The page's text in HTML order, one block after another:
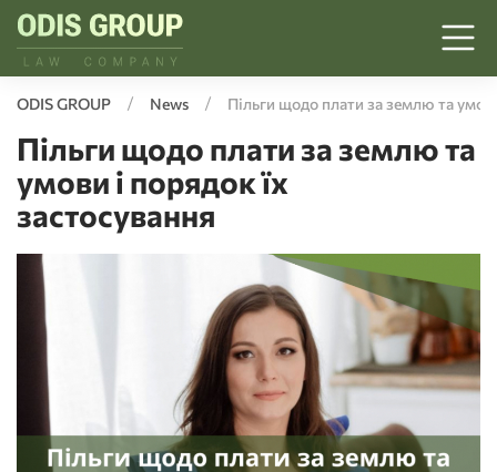
ODIS GROUP News Пільги щодо плати за землю та
Пільги щодо плати за землю та
умови і порядок їх
застосування